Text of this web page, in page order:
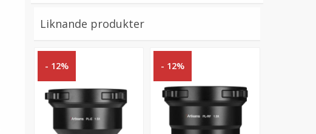
Liknande produkter
- 12% - 12%